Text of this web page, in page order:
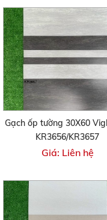
Gạch ốp tường 30X60
KR3656/KR3657
Giá: Liên hệ